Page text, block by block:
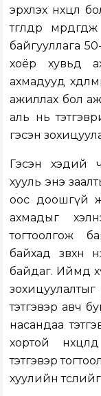
эрхлэх нөхцөл
төгөлдөр
байгууллага
хоёр хувьд
ахмадууд
ажиллах бол
аль нь
гэсэн
Гэсэн хэдий
хууль энэ
оос доошгүй
ахмадыг
тогтоолгож
байхад
байдаг. Иймд
тэтгэвэр авч
насандаа
хортой
тэтгэвэр
хуулийн